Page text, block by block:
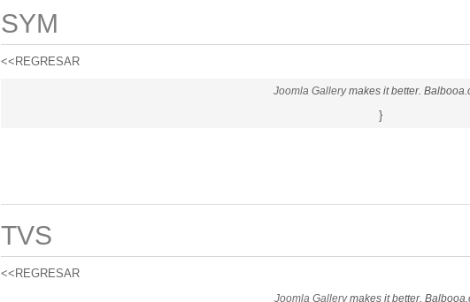
SYM
<<REGRESAR
Joomla Gallerymakes it better.
}
TVS
<<REGRESAR
Joomla Gallerymakes it better.